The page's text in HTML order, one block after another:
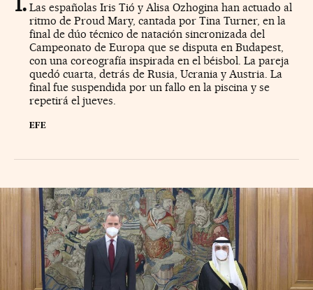
Las españolas Iris Tió y Alisa Ozhogina han actuado al
ritmo de Proud Mary, cantada por Tina Turner, en la
final de dúo técnico de natación sincronizada del
Campeonato de Europa que se disputa en Budapest,
con una coreografía inspirada en el béisbol. La pareja
quedó cuarta, detrás de Rusia, Ucrania y Austria. La
final fue suspendida por un fallo en la piscina y se
repetirá el jueves.
EFE